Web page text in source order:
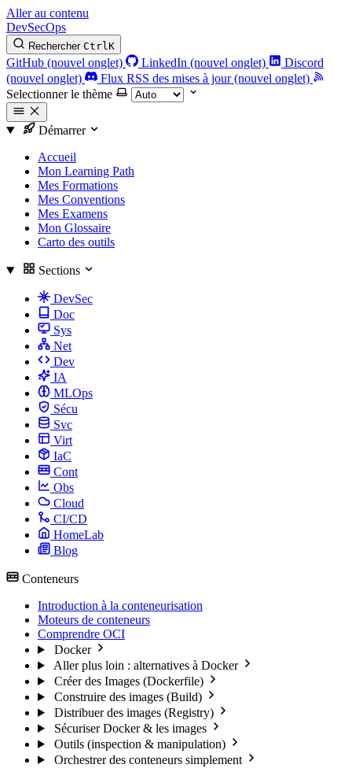
Aller au contenu
DevSecOps
Rechercher CtrlK
GitHub (nouvel onglet) LinkedIn (nouvel onglet)
Discord
(nouvel onglet)
Flux RSS des mises à jour (nouvel onglet)
Selectionner le thème
Démarrer
Accueil
Mon Learning Path
Mes Formations
Mes Conventions
Mes Examens
Mon Glossaire
Carto des outils
Sections
DevSec
Doc
Sys
Net
Dev
IA
MLOps
Sécu
Svc
Virt
IaC
Cont
Obs
Cloud
CI/CD
HomeLab
Blog
Conteneurs
Introduction à la conteneurisation
Moteurs de conteneurs
Comprendre OCI
Docker
Aller plus loin : alternatives à Docker
Créer des Images (Dockerfile)
Construire des images (Build)
Distribuer des images (Registry)
Sécuriser Docker & les images
Outils (inspection & manipulation)
Orchestrer des conteneurs simplement